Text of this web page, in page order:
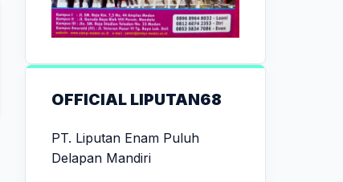
OFFICIAL LIPUTAN68
PT. Liputan Enam Puluh
Delapan Mandiri